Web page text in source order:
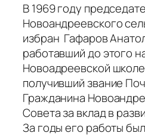
В 1969 году
Новоандреевского
избран Гафаров
работавший до этого
Новоадреевской
получивший звание
Гражданина
Совета за вклад в
За годы его работы